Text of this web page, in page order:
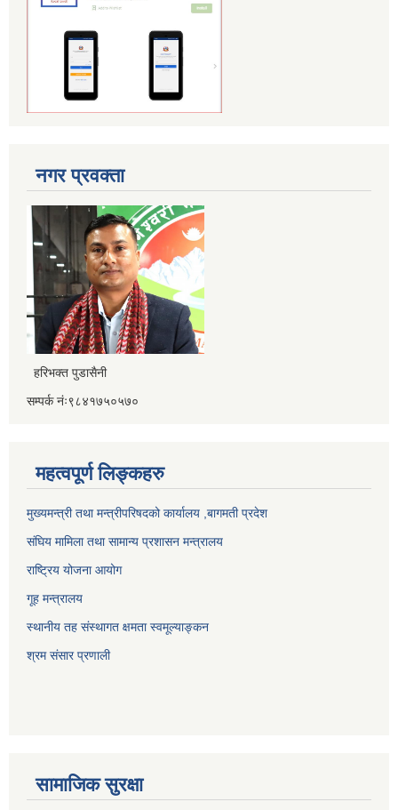
नगर प्रवक्ता
हरिभक्त पुडासैनी
सम्पर्क नंः९८४१७५०५७०
महत्वपूर्ण लिङ्कहरु
मुख्यमन्त्री तथा मन्त्रीपरिषदको कार्यालय ,बागमती प्रदेश
संघिय मामिला तथा सामान्य प्रशासन मन्त्रालय
राष्ट्रिय योजना आयोग
गूह मन्त्रालय
स्थानीय तह संस्थागत क्षमता स्वमूल्याङ्कन
श्रम संसार प्रणाली
सामाजिक सुरक्षा